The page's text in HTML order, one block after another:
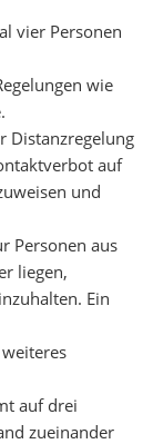
vier Personen
wie
Distanzregelung
auf
und
Personen aus
liegen,
Ein
auf drei
zueinander